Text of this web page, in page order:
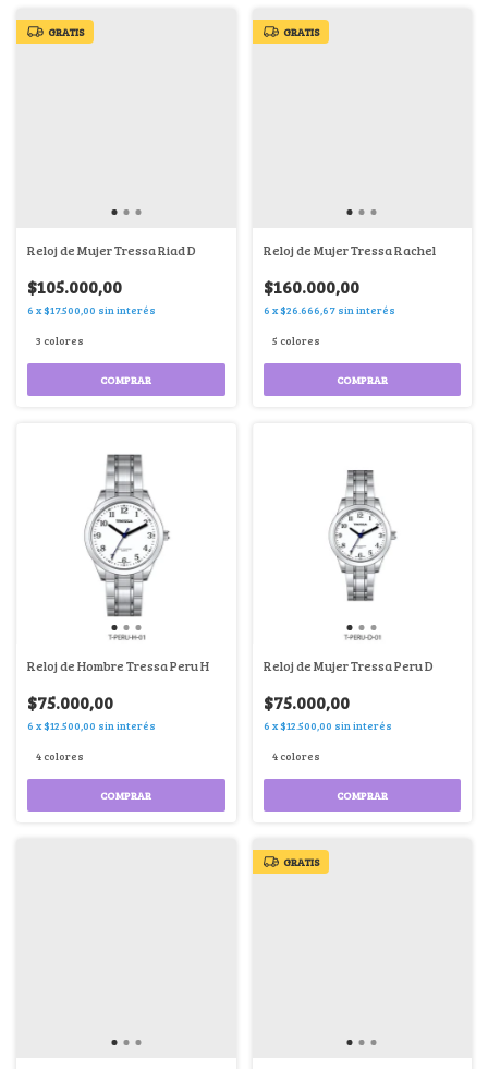
GRATIS
Reloj de Mujer Tressa Riad D
$105.000,00
6 x$17.500,00 sin interés
3 colores
COMPRAR
GRATIS
Reloj de Mujer Tressa Rachel
$160.000,00
6 x$26.666,67 sin interés
5 colores
COMPRAR
Reloj de Hombre Tressa Peru H
$75.000,00
6 x$12.500,00 sin interés
4 colores
COMPRAR
Reloj de Mujer Tressa Peru D
$75.000,00
6 x$12.500,00 sin interés
4 colores
COMPRAR
GRATIS